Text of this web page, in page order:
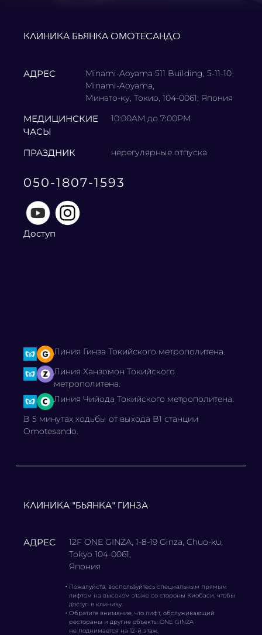
КЛИНИКА БЬЯНКА ОМОТЕСАНДО
АДРЕС
Minami-Aoyama 511 Building, 5-11-10
Minami-Aoyama,
Минато-ку, Токио, 104-0061, Япония
МЕДИЦИНСКИЕ
ЧАСЫ
10:00AM до 7:00PM
ПРАЗДНИК нерегулярные отпуска
050-1807-1593
Доступ
Линия Гинза Токийского метрополитена.
Линия Ханзомон Токийского
метрополитена.
Линия Чийода Токийского метрополитена.
В 5 минутах ходьбы от выхода B1 станции
Omotesando.
КЛИНИКА "БЬЯНКА" ГИНЗА
АДРЕС
12F ONE GINZA, 1-8-19 Ginza, Chuo-ku,
Tokyo 104-0061,
Япония
・ Пожалуйста, воспользуйтесь специальным прямым
лифтом на высоком этаже со стороны Киобаси, чтобы
доступ в клинику.
・ Обратите внимание, что лифт, обслуживающий
рестораны и другие объекты ONE GINZA
не поднимается на 12-й этаж.